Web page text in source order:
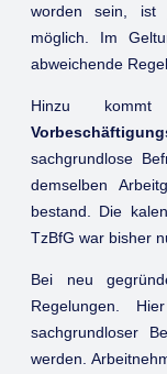
worden sein, ist
möglich. Im
abweichende
Hinzu
sachgrundlose
demselben
bestand. Die
TzBfG war bisher
Bei neu
Regelungen.
sachgrundloser
werden.